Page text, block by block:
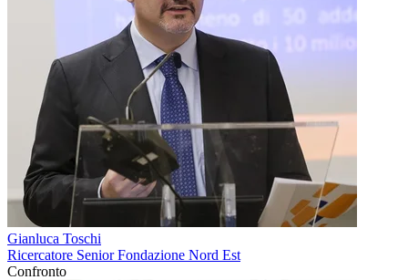
Gianluca Toschi
Ricercatore Senior Fondazione Nord Est
Confronto